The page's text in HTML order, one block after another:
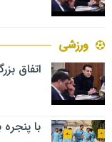
ورزشی
اتفاق
با